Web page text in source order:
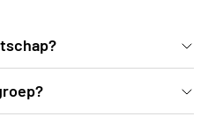
Groot-Zonnebeke
2025.